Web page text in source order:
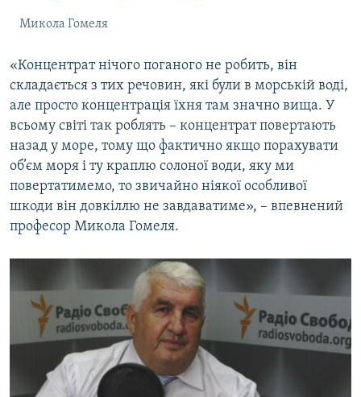
Микола Гомеля
«Концентрат нічого поганого не робить, він
складається з тих речовин, які були в морській воді,
але просто концентрація їхня там значно вища. У
всьому світі так роблять – концентрат повертають
назад у море, тому що фактично якщо порахувати
об’єм моря і ту краплю солоної води, яку ми
повертатимемо, то звичайно ніякої особливої
шкоди він довкіллю не завдаватиме», – впевнений
професор Микола Гомеля.